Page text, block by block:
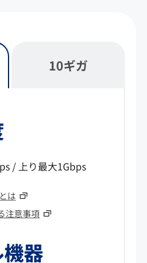
10ギガ
/ 上り最大1Gbps
は
注意事項
器